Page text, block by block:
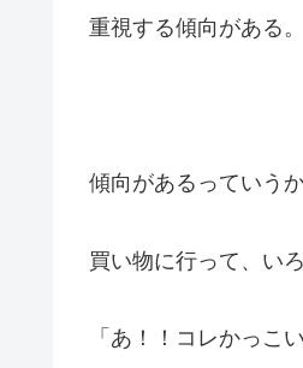
重視する傾向がある。
傾向があるっていう
買い物に行って、い
「あ！！コレかっこ